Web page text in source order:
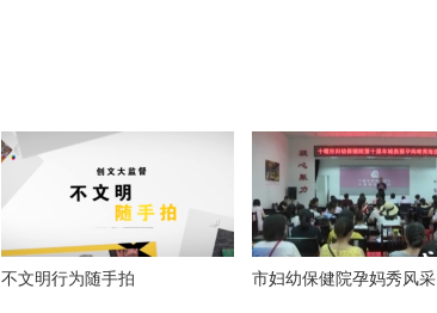
不文明行为随手拍 市妇幼保健院孕妈秀风采